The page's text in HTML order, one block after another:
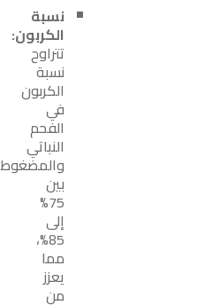
نسبة
الكربون:
تتراوح
نسبة
الكربون
في
الفحم
النباتي
والمضغوط
بين
75%
إلى
85%،
مما
يعزز
من